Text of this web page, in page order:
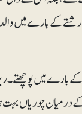
کے بارے میں
کے بارے میں
چوریاں بہت